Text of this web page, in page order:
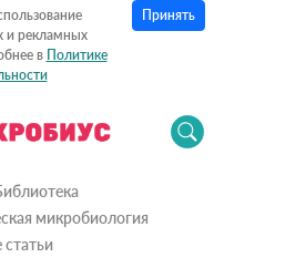
и рекламных
в Политике
Принять
микробиология